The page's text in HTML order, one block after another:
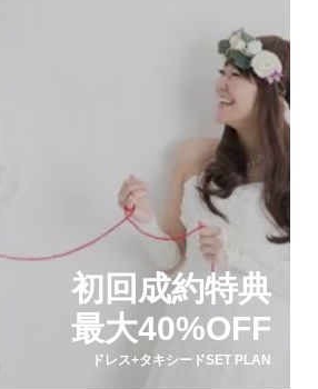
初回成約特典
最大40%OFF
ドレス+タキシードSET PLAN